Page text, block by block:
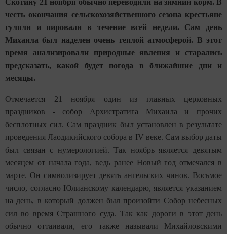
Скотину 21 ноября обычно переводили на зимний корм. В
честь окончания сельскохозяйственного сезона крестьяне
гуляли и пировали в течение всей недели. Сам день
Михаила был наделен очень теплой атмосферой. В этот
время анализировали природные явления и старались
предсказать, какой будет погода в ближайшие дни и
месяцы.
Отмечается 21 ноября один из главных церковных
праздников - собор Архистратига Михаила и прочих
бесплотных сил. Сам праздник был установлен в результате
проведения Лаодикийского собора в IV веке. Сам выбор даты
был связан с нумерологией. Так ноябрь является девятым
месяцем от начала года, ведь ранее Новый год отмечался в
марте. Он символизирует девять ангельских чинов. Восьмое
число, согласно Юлианскому календарю, является указанием
на день, в который должен был произойти Собор небесных
сил во время Страшного суда. Так как дороги в этот день
обычно оттаивали, его также называли Михайловскими